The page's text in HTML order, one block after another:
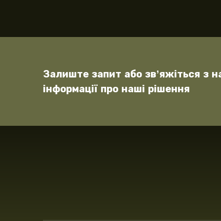
Залиште запит або зв’яжіться з
інформації про наші рішення